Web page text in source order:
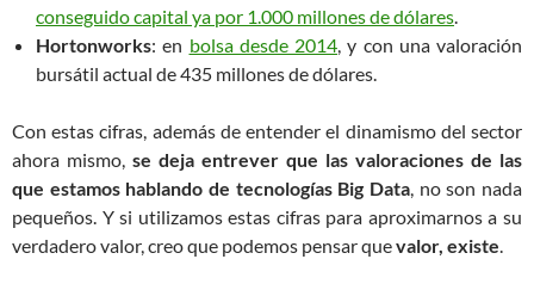
conseguido capital ya por 1.000 millones de dólares.
Hortonworks: en bolsa desde 2014, y con una valoración
bursátil actual de 435 millones de dólares.
Con estas cifras, además de entender el dinamismo del sector
ahora mismo, se deja entrever que las valoraciones de las
que estamos hablando de tecnologías Big Data, no son nada
pequeños. Y si utilizamos estas cifras para aproximarnos a su
verdadero valor, creo que podemos pensar quevalor, existe.